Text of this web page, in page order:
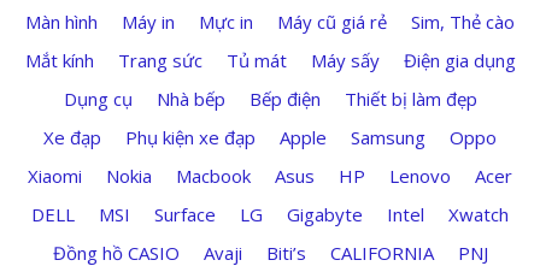
Màn hình
Máy in Mực in Máy cũ giá rẻ
Sim, Thẻ cào
Mắt kính
Trang sức Tủ mát Máy sấy
Điện gia dụng
Dụng cụ
Nhà bếp Bếp điện
Thiết bị làm đẹp
Xe đạp
Phụ kiện xe đạp Apple Samsung
Oppo
Xiaomi
Nokia Macbook Asus HP Lenovo
Acer
DELL
MSI Surface LG Gigabyte Intel
Xwatch
Đồng hồ CASIO
Avaji Biti’s CALIFORNIA
PNJ